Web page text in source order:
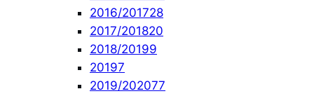
2016/201728
2017/201820
2018/20199
20197
2019/202077